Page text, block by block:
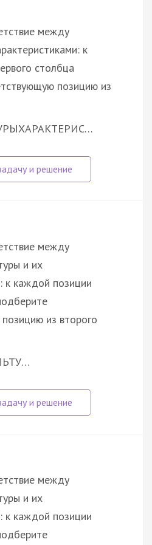
между
к
столбца
позицию из
ХАРАКТЕРИС…
между
и их
к каждой позиции
из второго
между
и их
к каждой позиции